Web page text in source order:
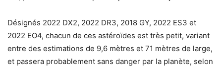
Désignés 2022 DX2, 2022 DR3, 2018 GY, 2022 ES3 et
2022 EO4, chacun de ces astéroïdes est très petit, variant
entre des estimations de 9,6 mètres et 71 mètres de large,
et passera probablement sans danger par la planète, selon